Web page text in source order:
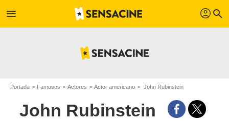
menu profil search
Portada Famosos Actores Actor americano John Rubinstein
John Rubinstein